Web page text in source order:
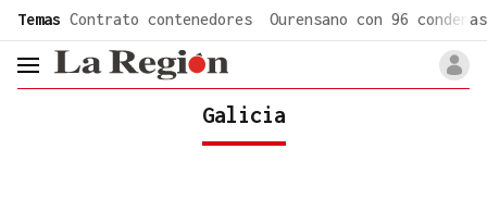
Temas Contrato contenedores Ourensano con 96 condenas
header.menu.open
Galicia